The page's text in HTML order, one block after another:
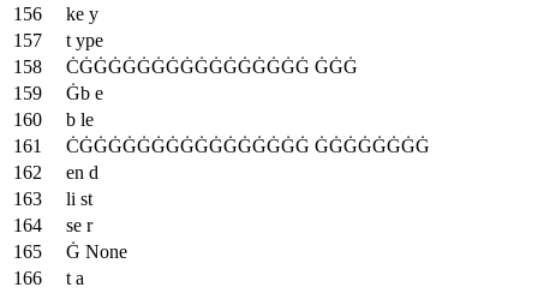
ke y
t ype
ĊĠĠĠĠĠĠĠĠĠĠĠĠĠĠĠĠ ĠĠĠ
Ġb e
b le
ĊĠĠĠĠĠĠĠĠĠĠĠĠĠĠĠĠ ĠĠĠĠĠĠĠĠ
en d
li st
se r
Ġ None
t a